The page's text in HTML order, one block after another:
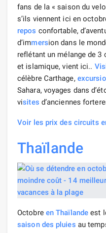
fans de la « saison du
s’ils viennent ici en
repos confortable,
d’immersion dans le
reflétant un mélange de 3
et islamique, vient ici..
célèbre Carthage,
Sahara, voyages dans
visites d’anciennes
Voir les prix des circuits
Thaïlande
Octobre en Thaïlande est
saison des pluies au